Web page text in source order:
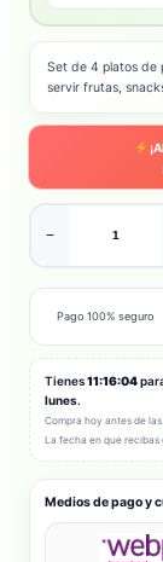
Set de 4 platos de
servir frutas,
−
Pago 100% seguro
Tienes11:16:02
lunes.
Compra hoy antes de las
La fecha en que recibas
Medios de pago y